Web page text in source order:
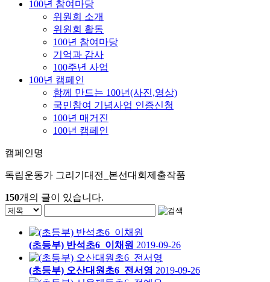
100년 참여마당
위원회 소개
위원회 활동
100년 참여마당
기억과 감사
100주년 사업
100년 캠페인
함께 만드는 100년(사진,영상)
국민참여 기념사업 인증신청
100년 매거진
100년 캠페인
캠페인명
독립운동가 그리기대전_본선대회제출작품
150개의 글이 있습니다.
(초등부) 반석초6_이채원 2019-09-26
(초등부) 오산대원초6_전서영 2019-09-26